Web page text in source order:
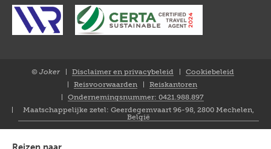
© Joker
Disclaimer en privacybeleid
Cookiebeleid
Reisvoorwaarden
Reiskantoren
Ondernemingsnummer: 0421.988.897
Maatschappelijke zetel: Geerdegemvaart 96-98, 2800 Mechelen,
België